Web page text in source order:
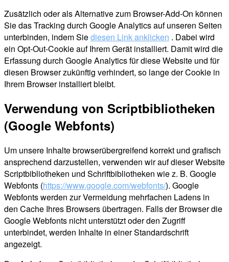
Zusätzlich oder als Alternative zum Browser-Add-On können
Sie das Tracking durch Google Analytics auf unseren Seiten
unterbinden, indem Siediesen Link anklicken . Dabei wird
ein Opt-Out-Cookie auf Ihrem Gerät installiert. Damit wird die
Erfassung durch Google Analytics für diese Website und für
diesen Browser zukünftig verhindert, so lange der Cookie in
Ihrem Browser installiert bleibt.
Verwendung von Scriptbibliotheken
(Google Webfonts)
Um unsere Inhalte browserübergreifend korrekt und grafisch
ansprechend darzustellen, verwenden wir auf dieser Website
Scriptbibliotheken und Schriftbibliotheken wie z. B. Google
Webfonts (https://www.google.com/webfonts/). Google
Webfonts werden zur Vermeidung mehrfachen Ladens in
den Cache Ihres Browsers übertragen. Falls der Browser die
Google Webfonts nicht unterstützt oder den Zugriff
unterbindet, werden Inhalte in einer Standardschrift
angezeigt.